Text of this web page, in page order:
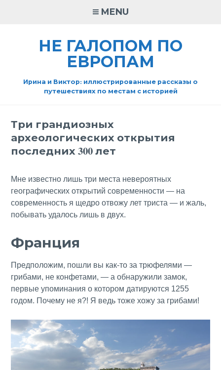
MENU
НЕ ГАЛОПОМ ПО
ЕВРОПАМ
Ирина и Виктор: иллюстрированные рассказы о
путешествиях по местам с историей
Три грандиозных
археологических открытия
последних 300 лет
Мне известно лишь три места невероятных
географических открытий современности — на
современность я щедро отвожу лет триста — и жаль,
побывать удалось лишь в двух.
Франция
Предположим, пошли вы как-то за трюфелями —
грибами, не конфетами, — а обнаружили замок,
первые упоминания о котором датируются 1255
годом. Почему не я?! Я ведь тоже хожу за грибами!